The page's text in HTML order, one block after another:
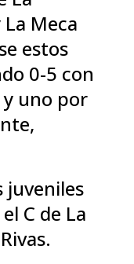
Meca
estos
0-5 con
y uno por
juveniles
C de La